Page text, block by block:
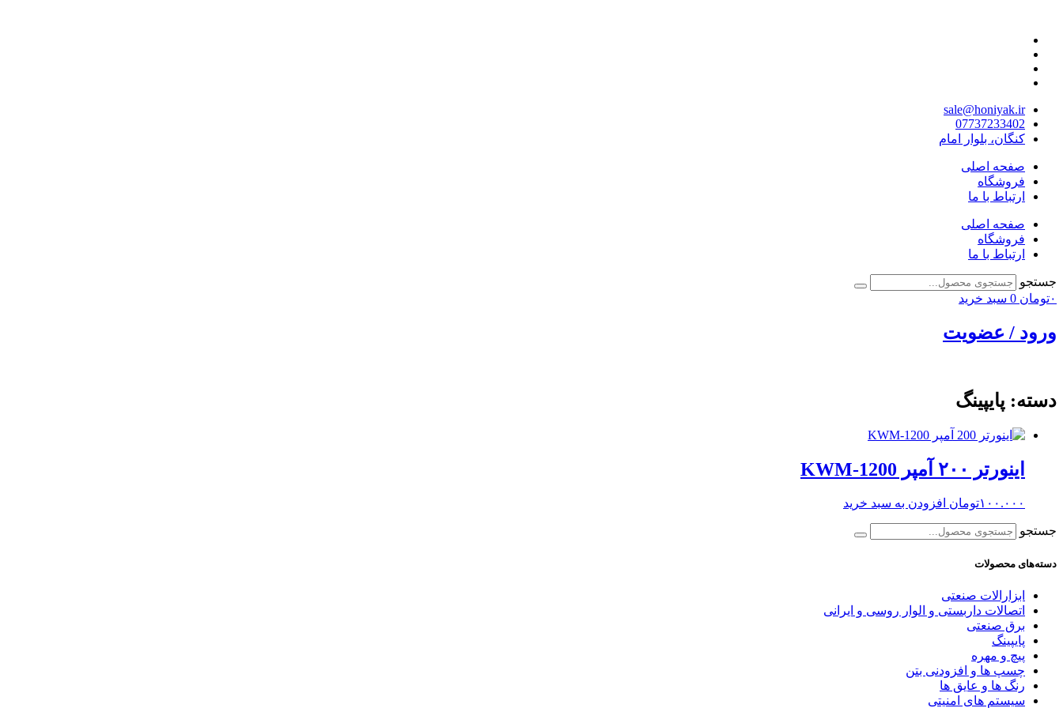
محتوا
sale@honiyak.ir
07737233402
کنگان، ﺑﻠﻮار اﻣﺎم
صفحه اصلی
فروشگاه
ارتباط با ما
صفحه اصلی
فروشگاه
ارتباط با ما
جستجو
۰تومان 0 سبد خرید
ورود / عضویت
دسته: پایپینگ
اینورتر ۲۰۰ آمپر KWM-1200
۱۰۰.۰۰۰تومان افزودن به سبد خرید
جستجو
دسته‌های محصولات
ابزارالات صنعتی
اتصالات داربستی و الوار روسی و ایرانی
برق صنعتی
پایپینگ
پیچ و مهره
چسپ ها و افزودنی بتن
رنگ ها و عایق ها
سیستم های امنیتی